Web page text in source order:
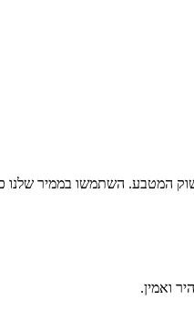
המטבע. השתמשו בממיר שלנו
ואמין.